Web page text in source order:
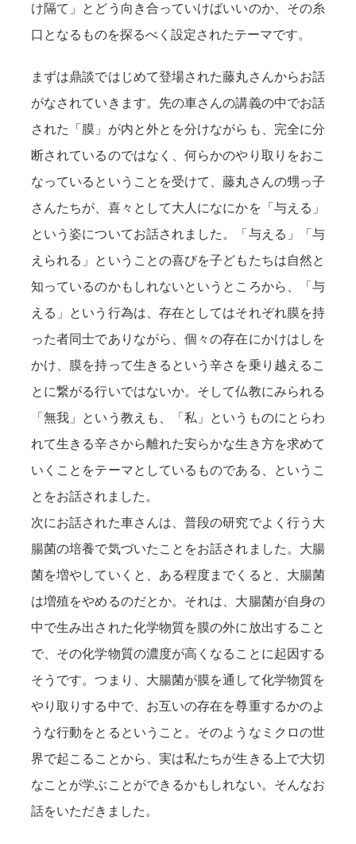
け隔て」とどう向き合っていけばいいのか、その糸
口となるものを探るべく設定されたテーマです。
まずは鼎談ではじめて登場された藤丸さんからお話
がなされていきます。先の車さんの講義の中でお話
された「膜」が内と外とを分けながらも、完全に分
断されているのではなく、何らかのやり取りをおこ
なっているということを受けて、藤丸さんの甥っ子
さんたちが、喜々として大人になにかを「与える」
という姿についてお話されました。「与える」「与
えられる」ということの喜びを子どもたちは自然と
知っているのかもしれないというところから、「与
える」という行為は、存在としてはそれぞれ膜を持
った者同士でありながら、個々の存在にかけはしを
かけ、膜を持って生きるという辛さを乗り越えるこ
とに繋がる行いではないか。そして仏教にみられる
「無我」という教えも、「私」というものにとらわ
れて生きる辛さから離れた安らかな生き方を求めて
いくことをテーマとしているものである、というこ
とをお話されました。
次にお話された車さんは、普段の研究でよく行う大
腸菌の培養で気づいたことをお話されました。大腸
菌を増やしていくと、ある程度までくると、大腸菌
は増殖をやめるのだとか。それは、大腸菌が自身の
中で生み出された化学物質を膜の外に放出すること
で、その化学物質の濃度が高くなることに起因する
そうです。つまり、大腸菌が膜を通して化学物質を
やり取りする中で、お互いの存在を尊重するかのよ
うな行動をとるということ。そのようなミクロの世
界で起こることから、実は私たちが生きる上で大切
なことが学ぶことができるかもしれない。そんなお
話をいただきました。